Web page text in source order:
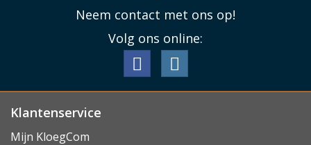
Neem contact met ons op!
Volg ons online:
Klantenservice
Mijn KloegCom